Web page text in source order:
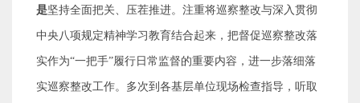
是坚持全面把关、压茬推进。注重将巡察整改与深入贯彻
中央八项规定精神学习教育结合起来，把督促巡察整改落
实作为“一把手”履行日常监督的重要内容，进一步落细落
实巡察整改工作。多次到各基层单位现场检查指导，听取